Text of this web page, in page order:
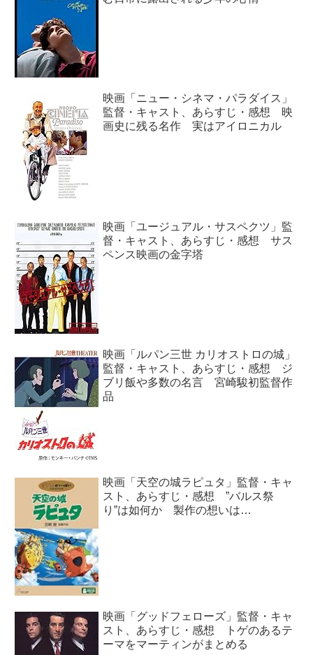
映画「ニュー・シネマ・パラダイス」
監督・キャスト、あらすじ・感想 映
画史に残る名作 実はアイロニカル
映画「ユージュアル・サスペクツ」監
督・キャスト、あらすじ・感想 サス
ペンス映画の金字塔
映画「ルパン三世 カリオストロの城」
監督・キャスト、あらすじ・感想 ジ
ブリ飯や多数の名言 宮崎駿初監督作
品
映画「天空の城ラピュタ」監督・キャ
スト、あらすじ・感想 ”バルス祭
り”は如何か 製作の想いは…
映画「グッドフェローズ」監督・キャ
スト、あらすじ・感想 トゲのあるテ
ーマをマーティンがまとめる